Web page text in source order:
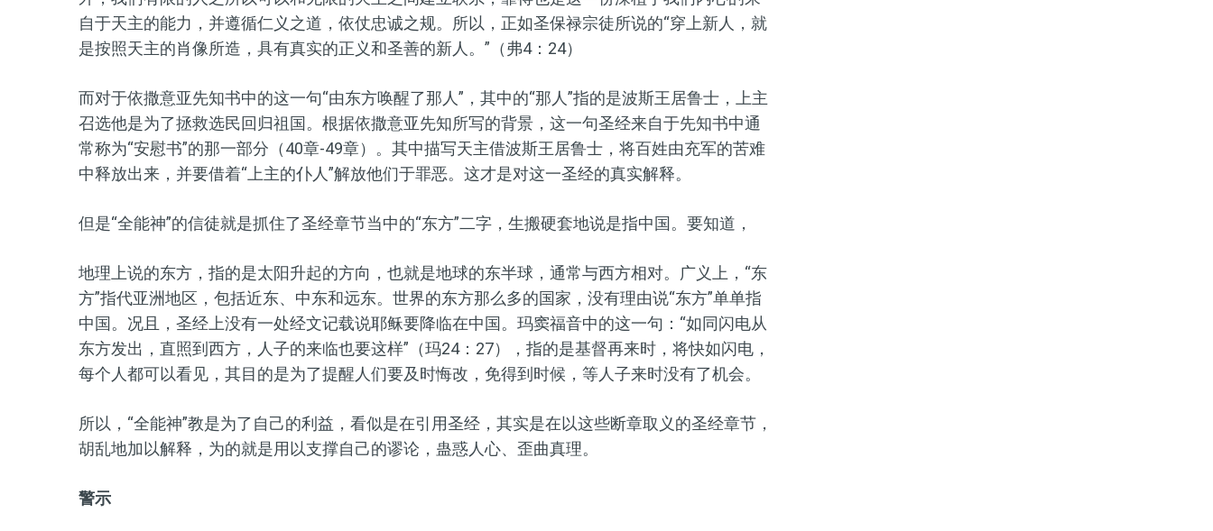
自于天主的能力，并遵循仁义之道，依仗忠诚之规。所以，正如圣保禄宗徒所说的“穿上新人，就
是按照天主的肖像所造，具有真实的正义和圣善的新人。”（弗4：24）
而对于依撒意亚先知书中的这一句“由东方唤醒了那人”，其中的“那人”指的是波斯王居鲁士，上主
召选他是为了拯救选民回归祖国。根据依撒意亚先知所写的背景，这一句圣经来自于先知书中通
常称为“安慰书”的那一部分（40章-49章）。其中描写天主借波斯王居鲁士，将百姓由充军的苦难
中释放出来，并要借着“上主的仆人”解放他们于罪恶。这才是对这一圣经的真实解释。
但是“全能神”的信徒就是抓住了圣经章节当中的“东方”二字，生搬硬套地说是指中国。要知道，
地理上说的东方，指的是太阳升起的方向，也就是地球的东半球，通常与西方相对。广义上， “东
方”指代亚洲地区，包括近东、中东和远东。 世界的东方那么多的国家，没有理由说“东方”单单指
中国。况且，圣经上没有一处经文记载说耶稣要降临在中国。玛窦福音中的这一句：“如同闪电从
东方发出，直照到西方，人子的来临也要这样”（玛24：27），指的是基督再来时，将快如闪电，
每个人都可以看见，其目的是为了提醒人们要及时悔改，免得到时候，等人子来时没有了机会。
所以，“全能神”教是为了自己的利益，看似是在引用圣经，其实是在以这些断章取义的圣经章节，
胡乱地加以解释，为的就是用以支撑自己的谬论，蛊惑人心、歪曲真理。
警示